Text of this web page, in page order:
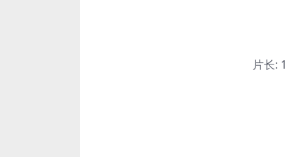
片长: